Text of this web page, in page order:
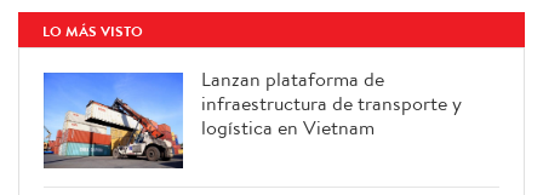
LO MÁS VISTO
Lanzan plataforma de
infraestructura de transporte y
logística en Vietnam